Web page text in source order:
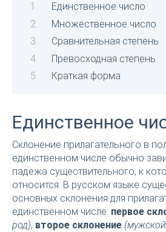
Единственное число
Множественное число
Сравнительная степень
Превосходная степень
Краткая форма
Единственное
Склонение прилагательного в
единственном числе обычно
падежа существительного, к
относится. В русском языке
основных склонения для
единственном числе: первое
род), второе склонение